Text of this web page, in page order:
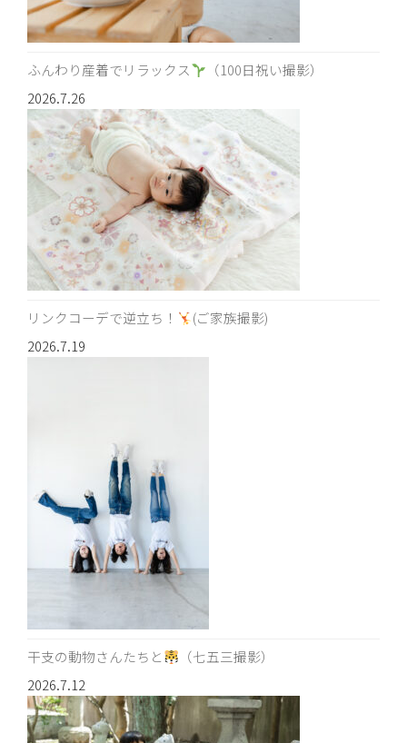
ふんわり産着でリラックス
（100日祝い撮影）
2026.7.26
リンクコーデで逆立ち！
(ご家族撮影)
2026.7.19
干支の動物さんたちと
（七五三撮影）
2026.7.12